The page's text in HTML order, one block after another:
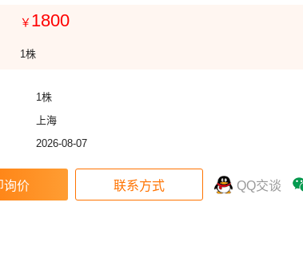
￥ 1800
1株
1株
上海
2026-08-07
QQ交谈